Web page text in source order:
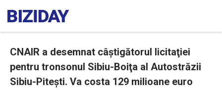
CNAIR a desemnat câştigătorul licitaţiei
pentru tronsonul Sibiu-Boiţa al Autostrăzii
Sibiu-Piteşti. Va costa 129 milioane euro